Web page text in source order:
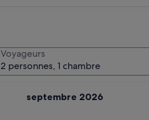
septembre 2026
Voyageurs
2 personnes, 1 chambre